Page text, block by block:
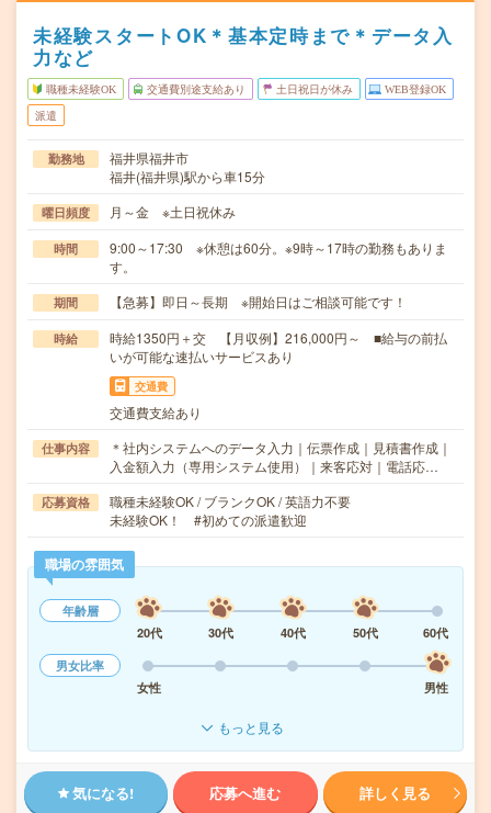
未経験スタートOK＊基本定時まで＊データ入
力など
職種未経験OK 交通費別途支給あり 土日祝日が休み WEB登録OK
派遣
勤務地
福井県福井市
福井(福井県)駅から車15分
曜日頻度 月～金 ※土日祝休み
時間
9:00～17:30 ※休憩は60分。※9時～17時の勤務もありま
す。
期間 【急募】即日～長期 ※開始日はご相談可能です！
時給
時給1350円＋交 【月収例】216,000円～ ■給与の前払
いが可能な速払いサービスあり
交通費
交通費支給あり
仕事内容
＊社内システムへのデータ入力｜伝票作成｜見積書作成｜
入金額入力（専用システム使用）｜来客応対｜電話応…
応募資格
職種未経験OK / ブランクOK / 英語力不要
未経験OK！ #初めての派遣歓迎
職場の雰囲気
年齢層
20代
30代 40代 50代
60代
男女比率
女性
男性
もっと見る
気になる! 応募へ進む 詳しく見る